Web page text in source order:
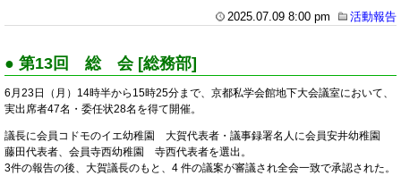
2025.07.09 8:00 pm 活動報告
● 第13回 総 会 [総務部]
6月23日（月）14時半から15時25分まで、京都私学会館地下大会議室において、
実出席者47名・委任状28名を得て開催。
議長に会員コドモのイエ幼稚園 大賀代表者・議事録署名人に会員安井幼稚園
藤田代表者、会員寺西幼稚園 寺西代表者を選出。
3件の報告の後、大賀議長のもと、4 件の議案が審議され全会一致で承認された。